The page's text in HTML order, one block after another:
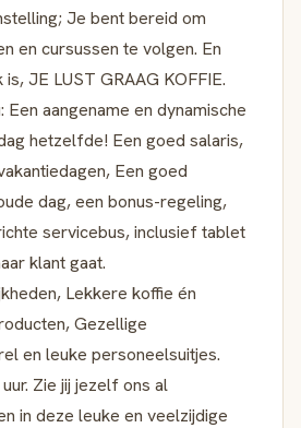
Je bent bereid om
en cursussen te volgen. En
JE LUST GRAAG KOFFIE.
Een aangename en dynamische
hetzelfde! Een goed salaris,
Een goed
dag, een bonus-regeling,
servicebus, inclusief tablet
klant gaat.
Lekkere koffie én
Gezellige
en leuke personeelsuitjes.
Zie jij jezelf ons al
in deze leuke en veelzijdige